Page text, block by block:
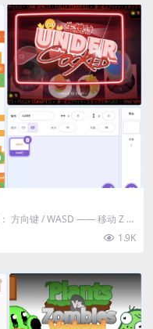
方向键 / WASD —— 移动 Z /
1.9K